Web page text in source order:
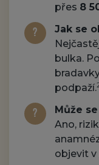
přes 8
Jak se
bulka.
podpaží.
Může
Ano,
objevit v